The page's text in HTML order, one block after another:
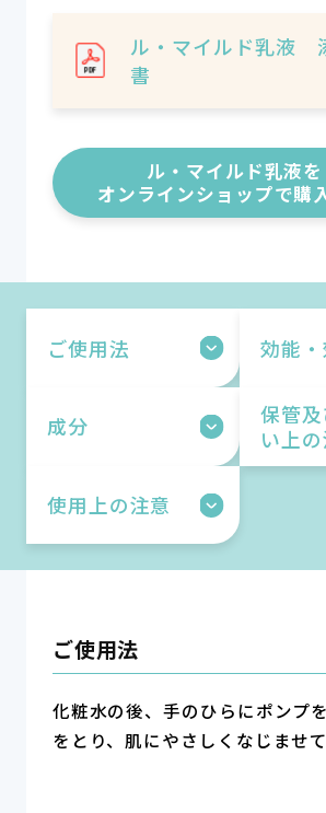
ル・マイルド乳液
書
ル・マイルド乳液を
オンラインショップで購
ご使用法 効能
成分
保管
い上
使用上の注意
ご使用法
化粧水の後、手のひらにポンプ
をとり、肌にやさしくなじませ